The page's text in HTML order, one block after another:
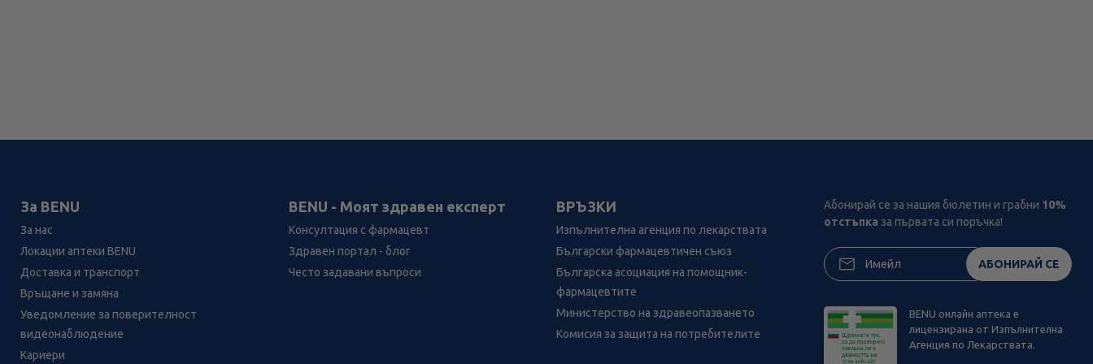
За BENU
За нас
Локации аптеки BENU
Доставка и транспорт
Връщане и замяна
Уведомление за поверителност
видеонаблюдение
Кариери
BENU - Моят здравен експерт
Консултация с фармацевт
Здравен портал - блог
Често задавани въпроси
ВРЪЗКИ
Изпълнителна агенция по лекарствата
Български фармацевтичен съюз
Българска асоциация на помощник-
фармацевтите
Министерство на здравеопазването
Комисия за защита на потребителите
Абонирай се за нашия бюлетин и грабни 10%
отстъпка за първата си поръчка!
АБОНИРАЙ СЕ
BENU онлайн аптека е
лицензирана от Изпълнителна
Агенция по Лекарствата.